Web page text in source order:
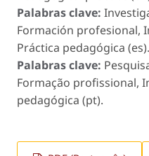
Palabras clave:
Formación profesional,
Práctica pedagógica (es).
Palabras clave:
Formação profissional,
pedagógica (pt).